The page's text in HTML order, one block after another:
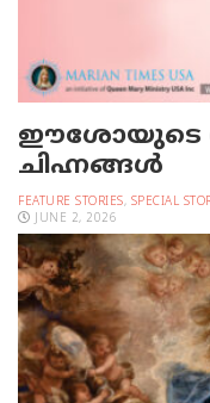
ഈശോയുടെ
ചിഹ്നങ്ങള്‍
FEATURE STORIES, SPECIAL
JUNE 2, 2026